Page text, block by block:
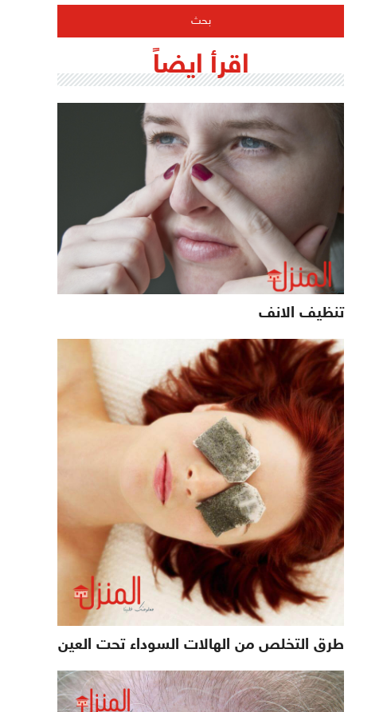
اقرأ ايضاً
تنظيف الانف
طرق التخلص من الهالات السوداء تحت العين